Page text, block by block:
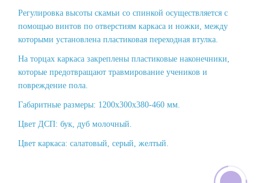
Регулировка высоты скамьи со спинкой осуществляется с
помощью винтов по отверстиям каркаса и ножки, между
которыми установлена ​​пластиковая переходная втулка.
На торцах каркаса закреплены пластиковые наконечники,
которые предотвращают травмирование учеников и
повреждение пола.
Габаритные размеры: 1200х300х380-460 мм.
Цвет ДСП: бук, дуб молочный.
Цвет каркаса: салатовый, серый, желтый.